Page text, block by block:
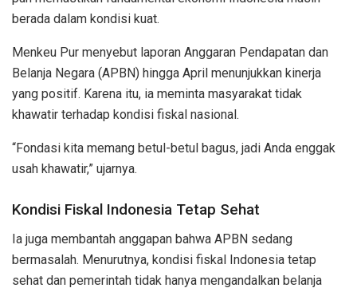
berada dalam kondisi kuat.
Menkeu Pur menyebut laporan Anggaran Pendapatan dan
Belanja Negara (APBN) hingga April menunjukkan kinerja
yang positif. Karena itu, ia meminta masyarakat tidak
khawatir terhadap kondisi fiskal nasional.
“Fondasi kita memang betul-betul bagus, jadi Anda enggak
usah khawatir,” ujarnya.
Kondisi Fiskal Indonesia Tetap Sehat
Ia juga membantah anggapan bahwa APBN sedang
bermasalah. Menurutnya, kondisi fiskal Indonesia tetap
sehat dan pemerintah tidak hanya mengandalkan belanja